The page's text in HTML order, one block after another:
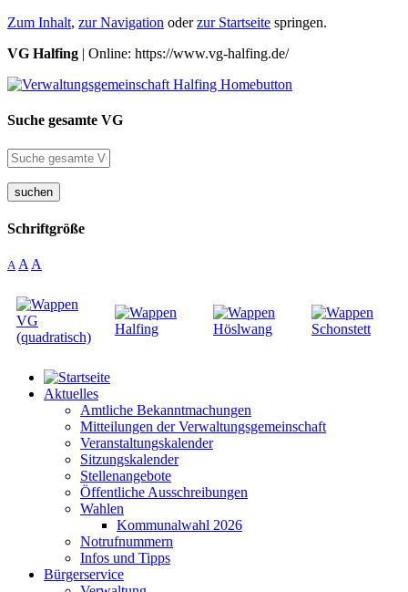
Zum Inhalt, zur Navigation oderzur Startseite springen.
VG Halfing | Online: https://www.vg-halfing.de/
Suche gesamte VG
suchen
Schriftgröße
A A A
Aktuelles
Amtliche Bekanntmachungen
Mitteilungen der Verwaltungsgemeinschaft
Veranstaltungskalender
Sitzungskalender
Stellenangebote
Öffentliche Ausschreibungen
Wahlen
Kommunalwahl 2026
Notrufnummern
Infos und Tipps
Bürgerservice